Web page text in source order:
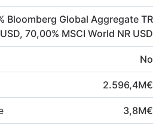
Bloomberg Global Aggregate TR
, 70,00% MSCI World NR USD
No
2.596,4M€
3,8M€